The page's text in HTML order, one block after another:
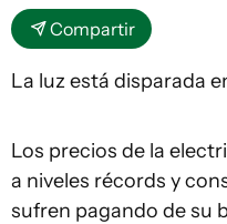
Compartir
La luz está disparada
Los precios de la
a niveles récords y
sufren pagando de su